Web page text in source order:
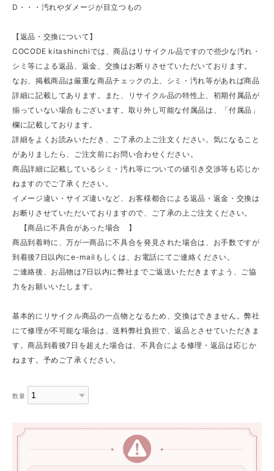
D・・・汚れやダメージが目立つもの
【返品・交換について】
COCODE kitashinchiでは、商品はリサイクル品ですので些少な汚れ・
シミ等による返品、返金、交換はお断りさせていただいております。
なお、掲載商品は厳重な商品チェックの上、シミ・汚れ等があれば商品
詳細に記載してあります。また、リサイクル品の特性上、初期付属品が
揃っていない場合もございます。取り外し可能な付属品は、「付属品」
欄に記載しております。
詳細をよくお読みいただき、ご了承の上ご注文ください。気になること
がありましたら、ご注文前にお問い合わせください。
商品詳細に記載しているシミ・汚れ等についての値引き交渉等も応じか
ねますのでご了承ください。
イメージ違い・サイズ違いなど、お客様都合による返品・返金・交換は
お断りさせていただいておりますので、ご了承の上ご注文ください。
【商品に不具合があった場合 】
商品到着時に、万が一商品に不具合を発見された場合は、お手数ですが
到着後7日以内にe-mailもしくは、お電話にてご連絡ください。
ご連絡後、お品物は7日以内に弊社までご返送いただきますよう、ご協
力をお願いいたします。
基本的にリサイクル商品の一点物となるため、交換はできません。弊社
にて修理が不可能な場合は、送料弊社負担で、返品とさせていただきま
す。商品到着後7日を超えた場合は、不具合による修理・返品は応じか
ねます。予めご了承ください。
数量